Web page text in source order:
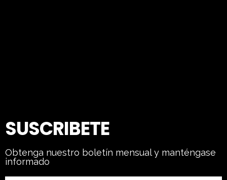
SUSCRIBETE
Obtenga nuestro boletín mensual y manténgase
informado